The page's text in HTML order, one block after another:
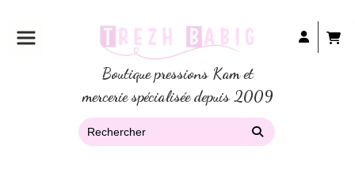
Boutique pressions Kam et
mercerie spécialisée depuis 2009